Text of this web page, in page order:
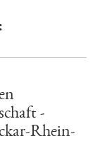
-
Rhein-